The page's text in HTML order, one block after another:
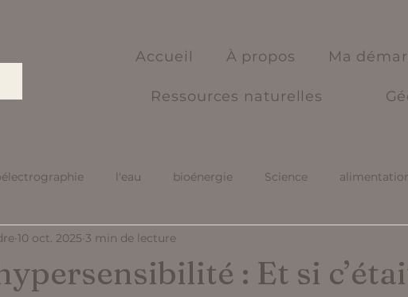
Accueil À propos Ma
Ressources naturelles
l'eau bioénergie Science
: Et si
10 oct. 2025 3 min de lecture